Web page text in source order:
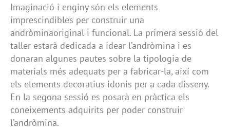
Imaginació i enginy són els elements
imprescindibles per construir una
andròminaoriginal i funcional. La primera sessió del
taller estarà dedicada a idear l’andròmina i es
donaran algunes pautes sobre la tipologia de
materials més adequats per a fabricar-la, així com
els elements decoratius idonis per a cada disseny.
En la segona sessió es posarà en pràctica els
coneixements adquirits per poder construir
l’andròmina.